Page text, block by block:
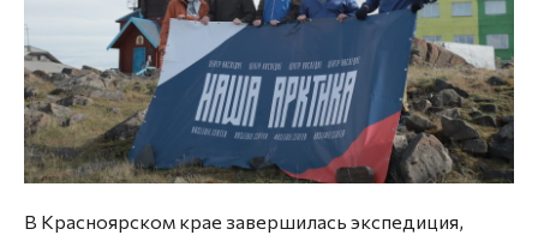
В Красноярском крае завершилась экспедиция,